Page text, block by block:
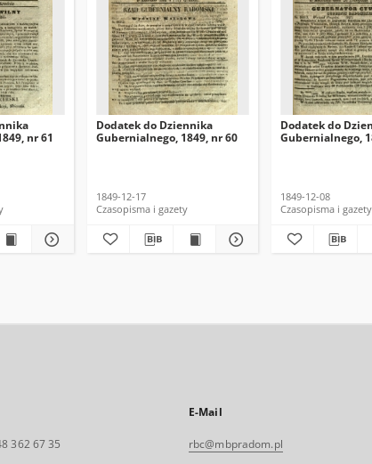
nr 61
Dodatek do Dziennika
Gubernialnego, 1849, nr 60
1849-12-17
Czasopisma i gazety
Dodatek do
Gubernialnego,
1849-12-08
Czasopisma i gazety
362 67 35
E-Mail
rbc@mbpradom.pl